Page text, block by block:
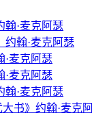
·麦克阿瑟
翰·麦克阿瑟
麦克阿瑟
麦克阿瑟
·麦克阿瑟
书》约翰·麦克